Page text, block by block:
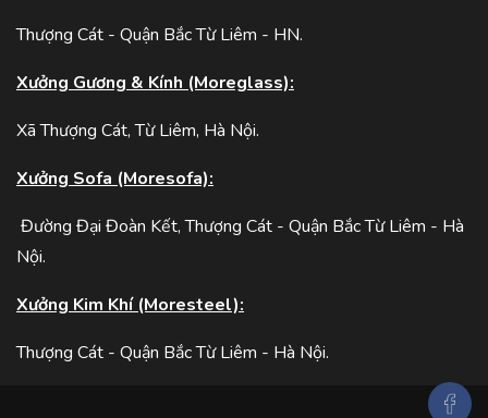
Thượng Cát - Quận Bắc Từ Liêm - HN.
Xưởng Gương & Kính (Moreglass):
Xã Thượng Cát, Từ Liêm, Hà Nội.
Xưởng Sofa (Moresofa):
Đường Đại Đoàn Kết, Thượng Cát - Quận Bắc Từ Liêm - Hà
Nội.
Xưởng Kim Khí (Moresteel):
Thượng Cát - Quận Bắc Từ Liêm - Hà Nội.